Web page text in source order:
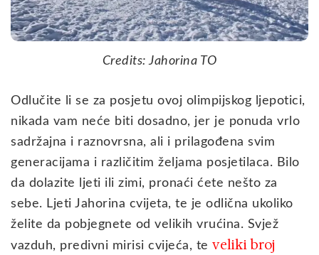
Credits: Jahorina TO
Odlučite li se za posjetu ovoj olimpijskog ljepotici,
nikada vam neće biti dosadno, jer je ponuda vrlo
sadržajna i raznovrsna, ali i prilagođena svim
generacijama i različitim željama posjetilaca. Bilo
da dolazite ljeti ili zimi, pronaći ćete nešto za
sebe. Ljeti Jahorina cvijeta, te je odlična ukoliko
želite da pobjegnete od velikih vrućina. Svjež
vazduh, predivni mirisi cvijeća, te veliki broj